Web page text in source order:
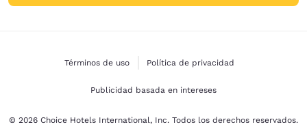
Términos de uso Política de privacidad
Publicidad basada en intereses
© 2026 Choice Hotels International, Inc. Todos los derechos reservados.